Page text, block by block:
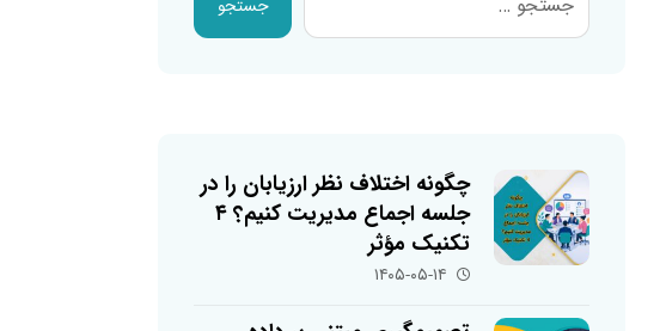
جستجو
چگونه اختلاف نظر ارزیابان را در
جلسه اجماع مدیریت کنیم؟ ۴
تکنیک مؤثر
۱۴۰۵-۰۵-۱۴